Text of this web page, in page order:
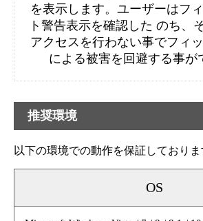
を表示します。ユーザーはフ
ト警告表示を確認した のち、
アクセスを行わない事でフィ
による被害を回避する事が
推奨環境
以下の環境での動作を保証しておりま
OS